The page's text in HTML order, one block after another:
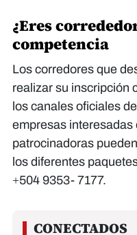
¿Eres
competencia
Los corredores que
realizar su inscripción
los canales oficiales
empresas interesadas
patrocinadoras
los diferentes
+504 9353- 7177.